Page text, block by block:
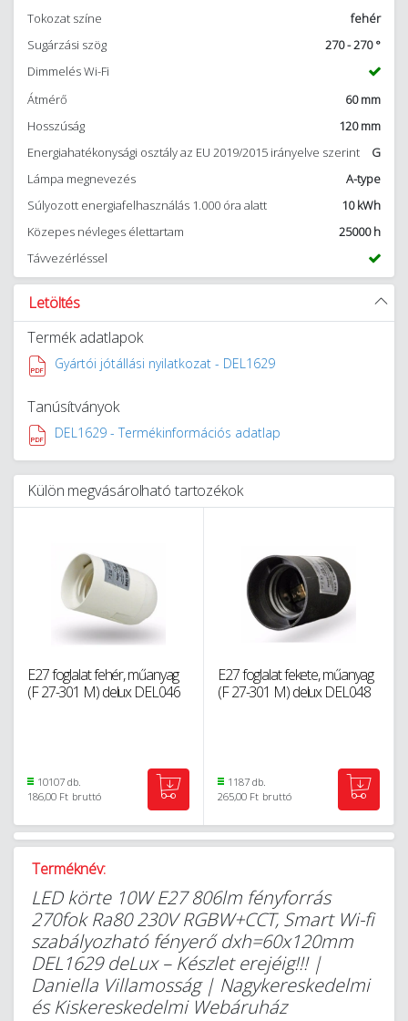
Tokozat színe
fehér
Sugárzási szög
270 - 270 °
Dimmelés Wi-Fi
Átmérő
60 mm
Hosszúság
120 mm
Energiahatékonysági osztály az EU 2019/2015 irányelve szerint
G
Lámpa megnevezés
A-type
Súlyozott energiafelhasználás 1.000 óra alatt
10 kWh
Közepes névleges élettartam
25000 h
Távvezérléssel
Letöltés
Termék adatlapok
Gyártói jótállási nyilatkozat - DEL1629
Tanúsítványok
DEL1629 - Termékinformációs adatlap
Külön megvásárolható tartozékok
E27 foglalat fehér, műanyag
(F 27-301 M) delux DEL046
10107 db.
186,00 Ft bruttó
E27 foglalat fekete, műanyag
(F 27-301 M) delux DEL048
1187 db.
265,00 Ft bruttó
Terméknév:
LED körte 10W E27 806lm fényforrás
270fok Ra80 230V RGBW+CCT, Smart Wi-fi
szabályozható fényerő dxh=60x120mm
DEL1629 deLux – Készlet erejéig!!! |
Daniella Villamosság | Nagykereskedelmi
és Kiskereskedelmi Webáruház